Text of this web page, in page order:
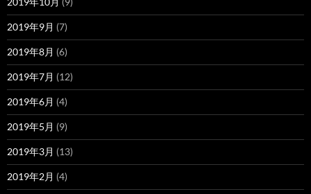
2019年9月 (7)
2019年8月 (6)
2019年7月 (12)
2019年6月 (4)
2019年5月 (9)
2019年3月 (13)
2019年2月 (4)